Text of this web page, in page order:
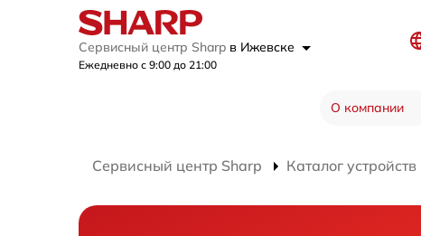
Сервисный центр Sharp в Ижевске
Ежедневно с 9:00 до 21:00
О компании
Сервисный центр Sharp Каталог устройств